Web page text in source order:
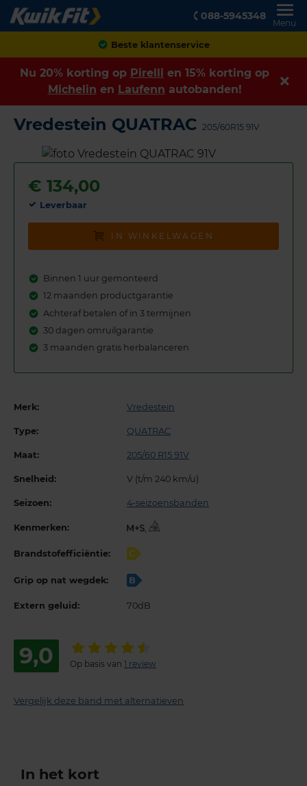
088-5945348
Menu
Achteraf betalen
Nu 20% korting op Pirelli en 15% korting op
Michelin en Laufenn autobanden!
Vredestein QUATRAC 205/60R15 91V
€ 134,00
Leverbaar
IN WINKELWAGEN
Binnen 1 uur gemonteerd
12 maanden productgarantie
Achteraf betalen of in 3 termijnen
30 dagen omruilgarantie
3 maanden gratis herbalanceren
Merk: Vredestein
Type: QUATRAC
Maat: 205/60 R15 91V
Snelheid: V (t/m 240 km/u)
Seizoen: 4-seizoensbanden
Kenmerken: ,
Brandstofefficiëntie: C
Grip op nat wegdek: B
Extern geluid: 70dB
9,0 Op basis van 1 review
Vergelijk deze band met alternatieven
In het kort